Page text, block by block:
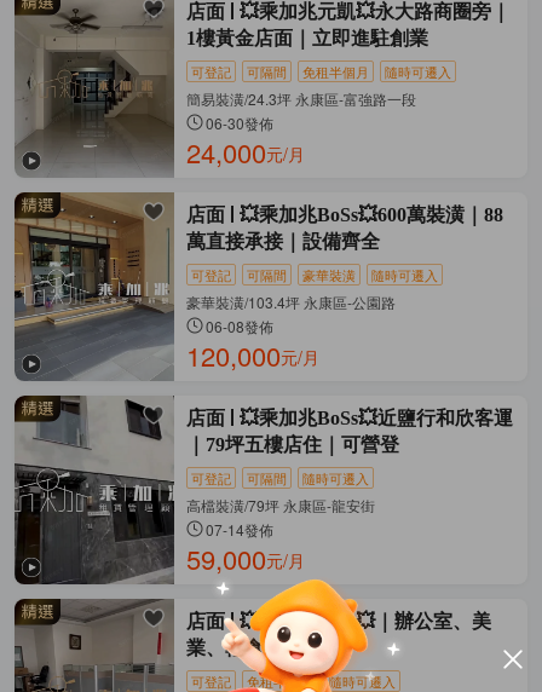
店面
💥乘加兆元凱💥永大路商圈旁｜
1樓黃金店面｜立即進駐創業
可登記 可隔間 免租半個月 隨時可遷入
簡易裝潢/24.3坪 永康區-富強路一段
06-30發佈
24,000元/月
店面
💥乘加兆BoSs💥600萬裝潢｜88
萬直接承接｜設備齊全
可登記 可隔間 豪華裝潢 隨時可遷入
豪華裝潢/103.4坪 永康區-公園路
06-08發佈
120,000元/月
店面
💥乘加兆BoSs💥近鹽行和欣客運
｜79坪五樓店住｜可營登
可登記 可隔間 隨時可遷入
高檔裝潢/79坪 永康區-龍安街
07-14發佈
59,000元/月
店面
💥乘加兆元凱💥｜辦公室、美
業、輕食皆宜｜
可登記 免租半個月 隨時可遷入